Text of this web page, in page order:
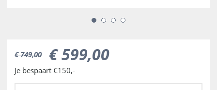
€ 749,00 €599,00
Je bespaart €150,-